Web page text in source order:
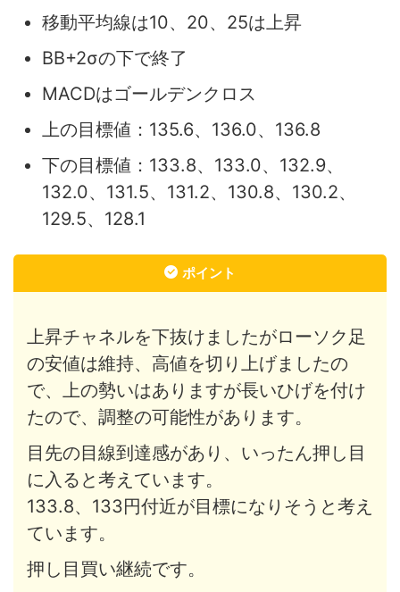
移動平均線は10、20、25は上昇
BB+2σの下で終了
MACDはゴールデンクロス
上の目標値：135.6、136.0、136.8
下の目標値：133.8、133.0、132.9、
132.0、131.5、131.2、130.8、130.2、
129.5、128.1
ポイント
上昇チャネルを下抜けましたがローソク足
の安値は維持、高値を切り上げましたの
で、上の勢いはありますが長いひげを付け
たので、調整の可能性があります。
目先の目線到達感があり、いったん押し目
に入ると考えています。
133.8、133円付近が目標になりそうと考え
ています。
押し目買い継続です。